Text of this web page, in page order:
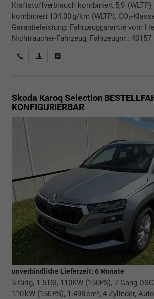
Kraftstoffverbrauch kombiniert 5,9 (WLTP),
kombiniert 134.00 g/km (WLTP), CO₂-
Garantieleistung: Fahrzeuggarantie vom
Nichtraucher-Fahrzeug, Fahrzeugnr.: 40157
Rückrufbitte absenden
PDF-Datei, Fahrzeugexposé drucken
Skoda Karoq Selection
KONFIGURIERBAR
unverbindliche Lieferzeit: 6 Monate
5-türig, 1.5TSI, 110KW (150PS), 7-Gang DSG,
110 kW (150 PS), 1.498 cm³, 4 Zylinder,